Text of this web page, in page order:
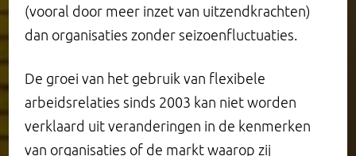
(vooral door meer inzet van uitzendkrachten)
dan organisaties zonder seizoenfluctuaties.
De groei van het gebruik van flexibele
arbeidsrelaties sinds 2003 kan niet worden
verklaard uit veranderingen in de kenmerken
van organisaties of de markt waarop zij